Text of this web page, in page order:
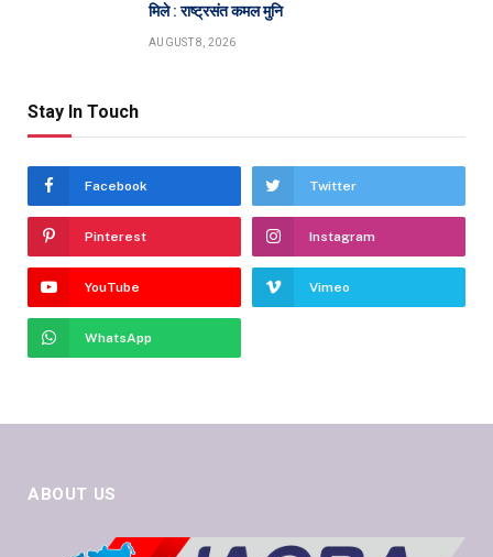
मिले : राष्ट्रसंत कमल मुनि
AUGUST 8, 2026
Stay In Touch
Facebook Twitter
Pinterest Instagram
YouTube Vimeo
WhatsApp
ABOUT US